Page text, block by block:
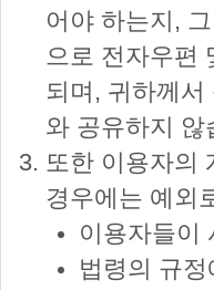
어야 하는지,
으로 전자우편
되며, 귀하께
와 공유하지 않
또한 이용자의
경우에는 예외
이용자들이
법령의 규